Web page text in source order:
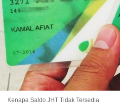
Kenapa Saldo JHT Tidak Tersedia